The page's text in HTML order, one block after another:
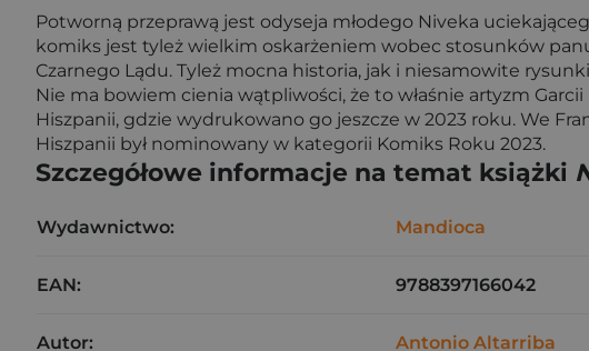
Potworną przeprawą jest odyseja młodego Niveka
komiks jest tyleż wielkim oskarżeniem wobec stosunków
Czarnego Lądu. Tyleż mocna historia, jak i niesamowite
Nie ma bowiem cienia wątpliwości, że to właśnie artyzm
Hiszpanii, gdzie wydrukowano go jeszcze w 2023 roku. We
Hiszpanii był nominowany w kategorii Komiks Roku 2023.
Szczegółowe informacje na temat książki
Wydawnictwo: Mandioca
EAN: 9788397166042
Autor: Antonio Altarriba